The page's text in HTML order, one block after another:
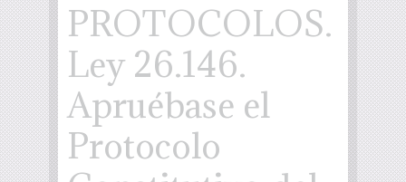
PROTOCOLOS.
Ley 26.146.
Apruébase el
Protocolo